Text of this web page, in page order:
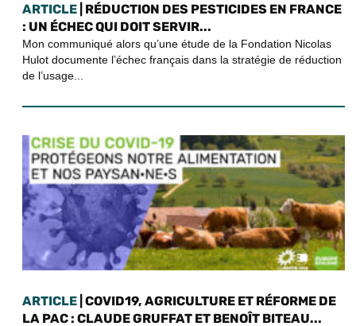
ARTICLE | RÉDUCTION DES PESTICIDES EN FRANCE
: UN ÉCHEC QUI DOIT SERVIR...
Mon communiqué alors qu’une étude de la Fondation Nicolas
Hulot documente l’échec français dans la stratégie de réduction
de l’usage...
ARTICLE | COVID19, AGRICULTURE ET RÉFORME DE
LA PAC : CLAUDE GRUFFAT ET BENOÎT BITEAU...